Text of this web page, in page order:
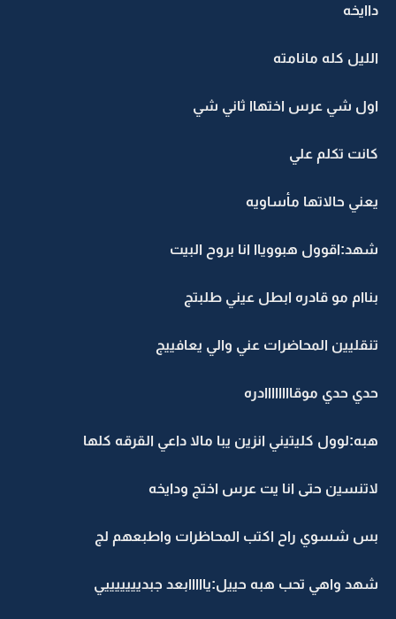
داايخه
الليل كله مانامته
اول شي عرس اختهاا ثاني شي
كانت تكلم علي
يعني حالاتها مأساويه
شهد:اقوول هبووياا انا بروح البيت
بناام مو قادره ابطل عيني طلبتج
تنقليين المحاضرات عني والي يعافييج
حدي حدي موقاااااااادره
هبه:لوول كليتيني انزين يبا مالا داعي القرقه كلها
لاتنسين حتى انا يت عرس اختج ودايخه
بس شسوي راح اكتب المحاظرات واطبعهم لج
شهد واهي تحب هبه حييل:يااااابعد جبديييييييي